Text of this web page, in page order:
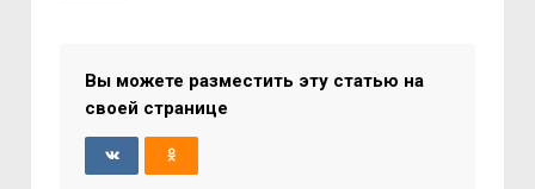
Вы можете разместить эту статью на
своей странице